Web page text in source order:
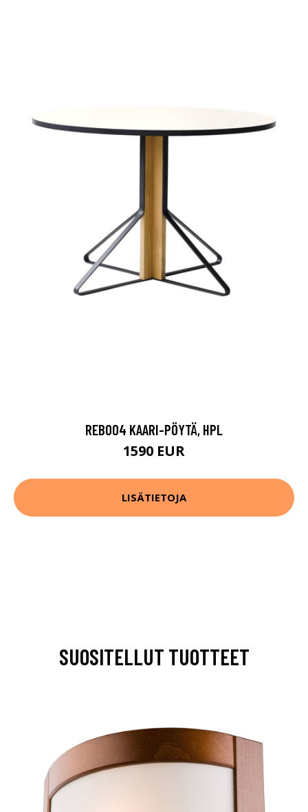
REB004 KAARI-PÖYTÄ, HPL
1590 EUR
LISÄTIETOJA
SUOSITELLUT TUOTTEET